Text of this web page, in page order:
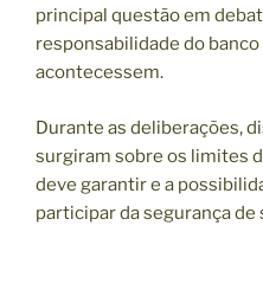
principal questão em
responsabilidade do
acontecessem.
Durante as deliberações,
surgiram sobre os limites
deve garantir e a
participar da segurança